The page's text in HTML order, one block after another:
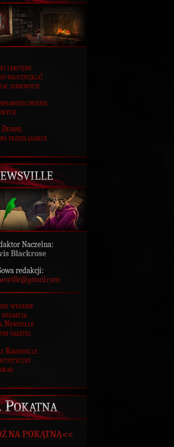
lekcyjne
nauczyciela!
domowych
przeglądarce
Naczelna:
Blackrose
redakcji:
wydanie
redakcja
Newsville
gazetki
Ramesville
NA POKĄTNĄ<<